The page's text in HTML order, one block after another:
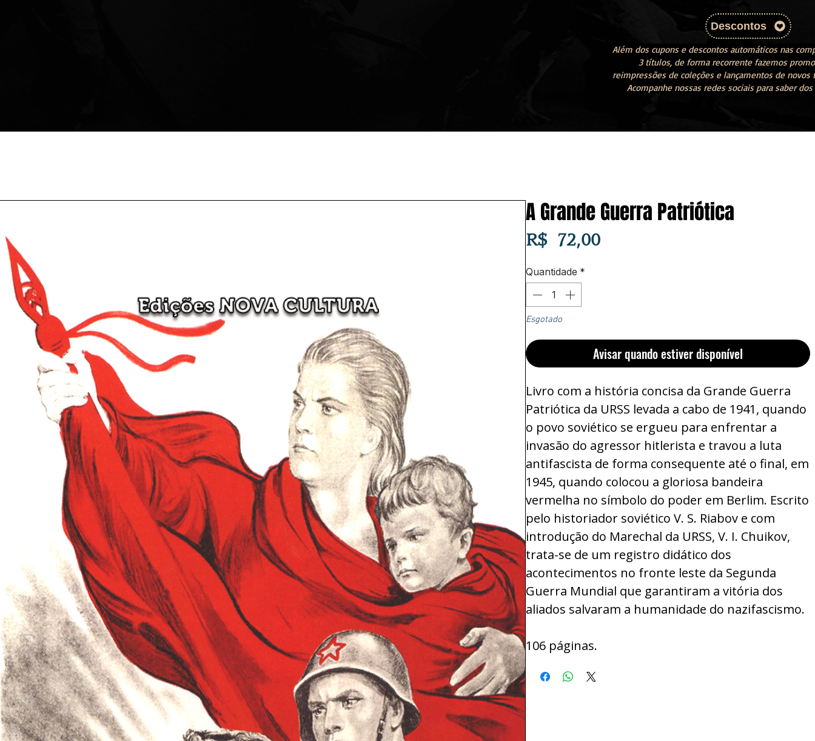
Descontos
Além dos cupons e descontos automáticos nas
3 títulos, de forma recorrente fazemos
reimpressões de coleções e lançamentos de
Acompanhe nossas redes sociais para saber
A Grande Guerra Patriótica
R$ 72,00Preço
Quantidade *
Esgotado
Avisar quando estiver disponível
Livro com a história concisa da Grande Guerra
Patriótica da URSS levada a cabo de 1941, quando
o povo soviético se ergueu para enfrentar a
invasão do agressor hitlerista e travou a luta
antifascista de forma consequente até o final, em
1945, quando colocou a gloriosa bandeira
vermelha no símbolo do poder em Berlim. Escrito
pelo historiador soviético V. S. Riabov e com
introdução do Marechal da URSS, V. I. Chuikov,
trata-se de um registro didático dos
acontecimentos no fronte leste da Segunda
Guerra Mundial que garantiram a vitória dos
aliados salvaram a humanidade do nazifascismo.
106 páginas.